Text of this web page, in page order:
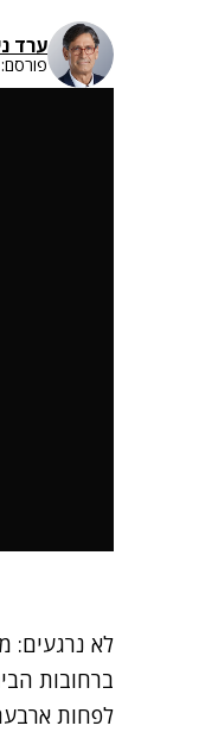
ערד
פורסם:
לא נרגעים:
ברחובות
לפחות